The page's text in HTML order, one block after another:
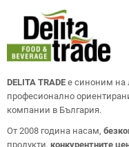
DELITA TRADE е синоним на
професионално
компании в България.
От 2008 година насам,
продукти, конкурентните